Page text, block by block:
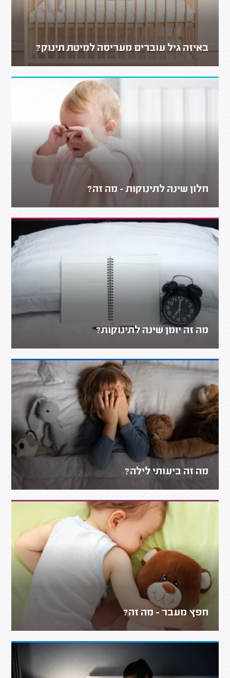
באיזה גיל עוברים מעריסה למיטת תינוק?
חלון שינה לתינוקות - מה זה?
מה זה יומן שינה לתינוקות?
מה זה ביעותי לילה?
חפץ מעבר - מה זה?